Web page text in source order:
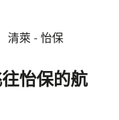
清萊 - 怡保
怡保的航
您的筛选条件。